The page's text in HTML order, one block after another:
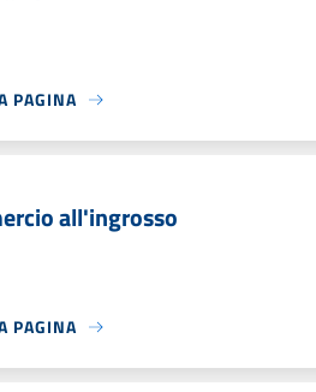
PAGINA
all'ingrosso
PAGINA